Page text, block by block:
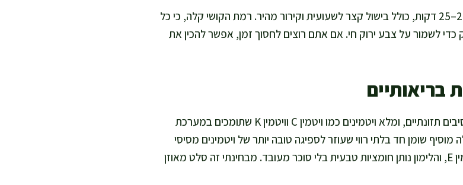
אני מסיימת את הסלט הזה בדרך כלל תוך 20–25 דקות, כולל בישול קצר לשעועית וקירור מהיר. רמת הקושי קלה, כי כל
לשמור על צבע ירוק חי. אם אתם רוצים לחסוך זמן, אפשר להכין את
בריאותיים
שעועית ירוקה היא ירק דל קלוריות, עשיר בסיבים תזונתיים, ומלא ויטמינים כמו ויטמין C וויטמין K שתומכים במערכת
שומן חד בלתי רווי שעוזר לספיגה טובה יותר של ויטמינים מסיסי
שומן. השקדים מוסיפים חלבון, מגנזיום וויטמין E, והלימון נותן חומציות טבעית בלי סוכר מעובד. מבחינתי זה סלט מאוזן